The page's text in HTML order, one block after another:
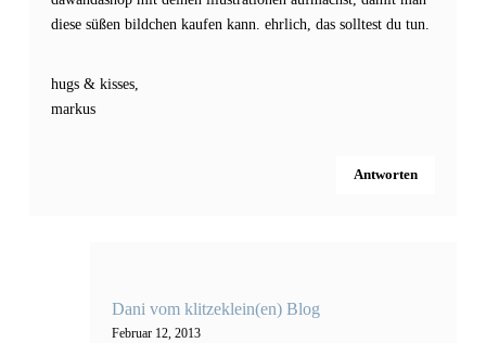
diese süßen bildchen kaufen kann. ehrlich, das solltest du tun.
hugs & kisses,
markus
Antworten
Dani vom klitzeklein(en) Blog
Februar 12, 2013